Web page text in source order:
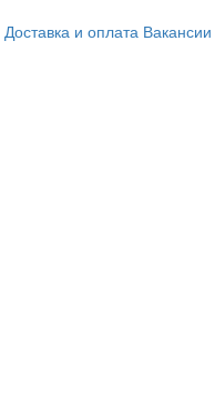
Доставка и оплата Вакансии